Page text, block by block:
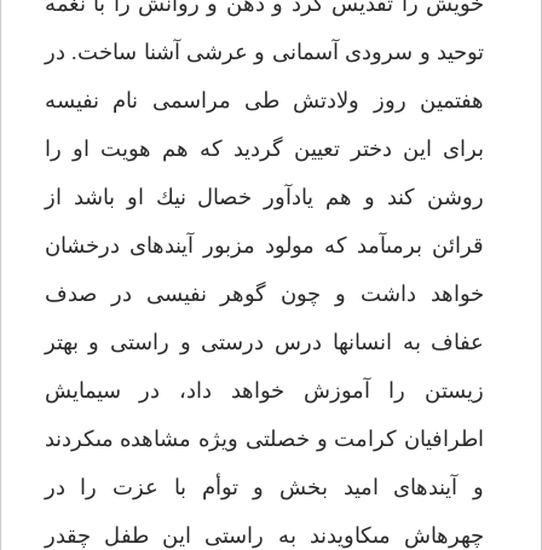
توحيد و سرودى آسمانى و عرشى آشنا ساخت. در
هفتمين روز ولادتش طى مراسمى نام نفيسه
براى اين دختر تعيين گرديد كه هم هويت او را
روشن كند و هم يادآور خصال نيك او باشد از
قرائن برمى‏آمد كه مولود مزبور آينده‏اى درخشان
خواهد داشت و چون گوهر نفيسى در صدف
عفاف به انسان‏ها درس درستى و راستى و بهتر
زيستن را آموزش خواهد داد، در سيمايش
اطرافيان كرامت و خصلتى ويژه مشاهده مى‏كردند
و آينده‏اى اميد بخش و توأم با عزت را در
چهره‏اش مى‏كاويدند به راستى اين طفل چقدر